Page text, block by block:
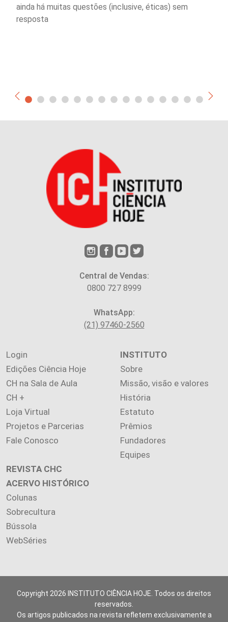
ainda há muitas questões (inclusive, éticas) sem
resposta
Central de Vendas:
0800 727 8999
WhatsApp:
(21) 97460-2560
Login
Edições Ciência Hoje
CH na Sala de Aula
CH +
Loja Virtual
Projetos e Parcerias
Fale Conosco
INSTITUTO
Sobre
Missão, visão e valores
História
Estatuto
Prêmios
Fundadores
Equipes
REVISTA CHC
ACERVO HISTÓRICO
Colunas
Sobrecultura
Bússola
WebSéries
Copyright 2026 INSTITUTO CIÊNCIA HOJE. Todos os direitos
reservados.
Os artigos publicados na revista refletem exclusivamente a